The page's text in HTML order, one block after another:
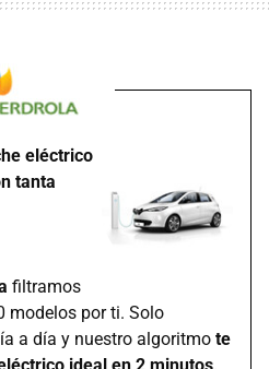
eléctrico
tanta
filtramos
modelos por ti. Solo
a día y nuestro algoritmo te